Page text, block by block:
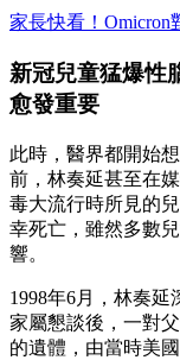
家長快看！Omicron
新冠兒童猛爆性
愈發重要
此時，醫界都開始
前，林奏延甚至在
毒大流行時所見的
幸死亡，雖然多數
響。
1998年6月，林奏
家屬懇談後，一對
的遺體，由當時美